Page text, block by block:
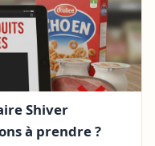
Shiver
à prendre ?